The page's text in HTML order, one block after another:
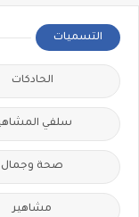
التسميات
الحادكات
سلفي
صحة وجمال
مشاهير